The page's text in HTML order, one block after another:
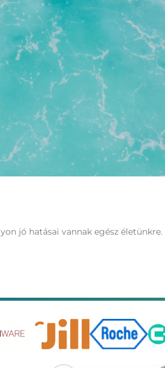
jó hatásai vannak egész